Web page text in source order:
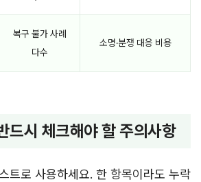
복구 불가 사례
다수
소명·분쟁 대응 비용
드시 체크해야 할 주의사항
트로 사용하세요. 한 항목이라도 누락